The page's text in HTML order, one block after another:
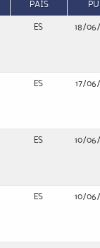
PAÍS
ES 18/
ES 17/
ES 10/
ES 10/